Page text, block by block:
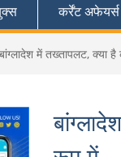
कर्रेंट
बांग्लादेश में तख्तापलट, क्या है